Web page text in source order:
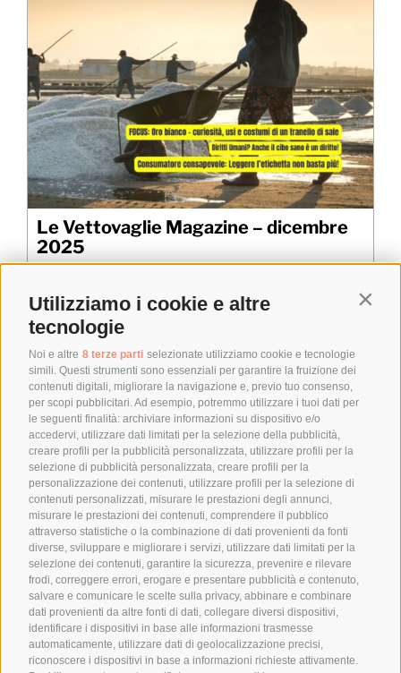
Utilizziamo i cookie e altre
tecnologie
Noi e altre 8 terze parti selezionate utilizziamo cookie e tecnologie
simili. Questi strumenti sono essenziali per garantire la fruizione dei
contenuti digitali, migliorare la navigazione e, previo tuo consenso,
per scopi pubblicitari. Ad esempio, potremmo utilizzare i tuoi dati per
le seguenti finalità: archiviare informazioni su dispositivo e/o
accedervi, utilizzare dati limitati per la selezione della pubblicità,
creare profili per la pubblicità personalizzata, utilizzare profili per la
selezione di pubblicità personalizzata, creare profili per la
personalizzazione dei contenuti, utilizzare profili per la selezione di
contenuti personalizzati, misurare le prestazioni degli annunci,
misurare le prestazioni dei contenuti, comprendere il pubblico
attraverso statistiche o la combinazione di dati provenienti da fonti
diverse, sviluppare e migliorare i servizi, utilizzare dati limitati per la
selezione dei contenuti, garantire la sicurezza, prevenire e rilevare
frodi, correggere errori, erogare e presentare pubblicità e contenuto,
salvare e comunicare le scelte sulla privacy, abbinare e combinare
dati provenienti da altre fonti di dati, collegare diversi dispositivi,
identificare i dispositivi in base alle informazioni trasmesse
automaticamente, utilizzare dati di geolocalizzazione precisi,
riconoscere i dispositivi in base a informazioni richieste attivamente.
Le Vettovaglie Magazine – dicembre
2025
Aggiungi al carrello